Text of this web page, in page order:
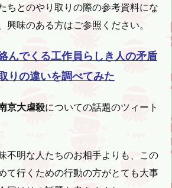
ちとのやり取りの際の参考資料にな
興味のある方はご参照ください。
んでくる工作員らしき人の矛盾
りの違いを調べてみた
京大虐殺についての話題のツィート
不明な人たちのお相手よりも、この
て行くための行動の方がとても大事